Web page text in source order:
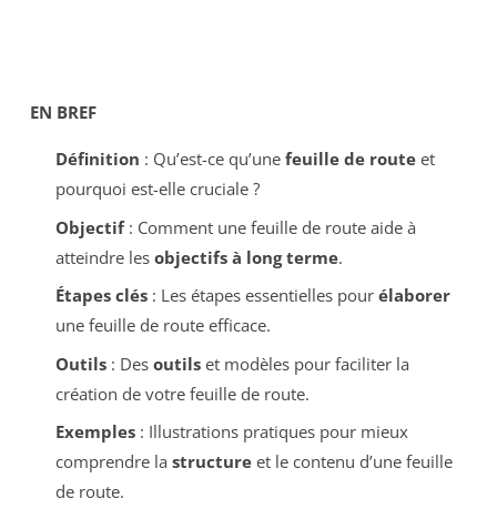
EN BREF
Définition : Qu’est-ce qu’une feuille de routeet
pourquoi est-elle cruciale ?
Objectif: Comment une feuille de route aide à
atteindre les objectifs à long terme.
Étapes clés: Les étapes essentielles pour élaborer
une feuille de route efficace.
Outils: Des outilset modèles pour faciliter la
création de votre feuille de route.
Exemples: Illustrations pratiques pour mieux
comprendre la structureet le contenu d’une feuille
de route.